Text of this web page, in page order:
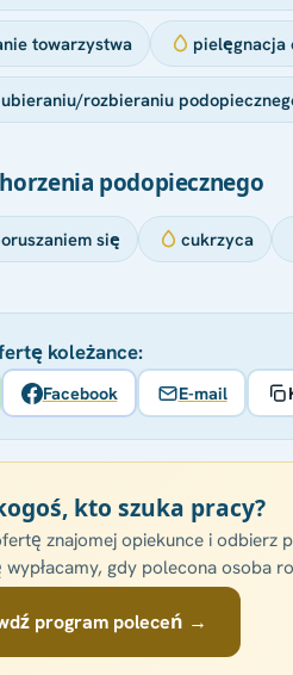
towarzystwa pielęgnacja
rozbieraniu
podopiecznego
się cukrzyca
koleżance:
Facebook E-mail
kto szuka pracy?
znajomej opiekunce i odbierz
gdy polecona osoba
program poleceń →